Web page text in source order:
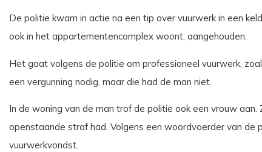
De politie kwam in actie na een tip over vuurwerk in een
ook in het appartementencomplex woont, aangehouden.
Het gaat volgens de politie om professioneel vuurwerk,
een vergunning nodig, maar die had de man niet.
In de woning van de man trof de politie ook een vrouw
openstaande straf had. Volgens een woordvoerder van de
vuurwerkvondst.